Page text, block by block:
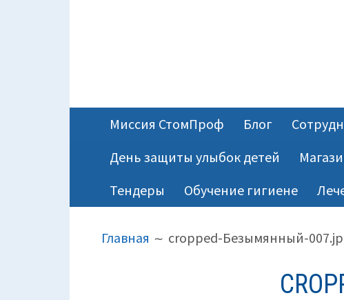
ОСНОВНОЕ
МЕНЮ
Миссия СтомПроф Блог
День защиты улыбок детей
Тендеры
Обучение гигиене
Главная cropped-Безымянный-